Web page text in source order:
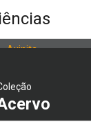
Axinita